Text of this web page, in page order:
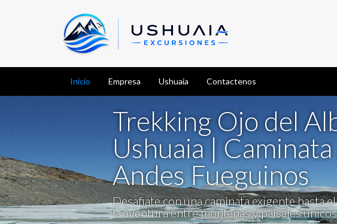
Inicio Empresa Ushuaia Contactenos
Trekking Ojo del
Ushuaia |
Andes Fueguinos
Desafiate con una caminata exigente hasta
la aventura entre montañas y paisajes